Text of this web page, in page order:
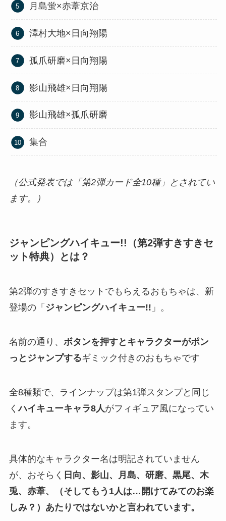
月島蛍×赤葦京治
澤村大地×日向翔陽
孤爪研磨×日向翔陽
影山飛雄×日向翔陽
影山飛雄×孤爪研磨
集合
（公式発表では「第2弾カード全10種」とされてい
ます​。）
ジャンピングハイキュー!!（第2弾すきすきセ
ット特典）とは？
第2弾のすきすきセットでもらえるおもちゃは、新
登場の「 ジャンピングハイキュー!! 」。
名前の通り、 ボタンを押すとキャラクターがポン
っとジャンプするギミック付きのおもちゃです​
全8種類で、ラインナップは第1弾スタンプと同じ
くハイキューキャラ8人 がフィギュア風になってい
ます​。
具体的なキャラクター名は明記されていません
が、おそらく 日向、影山、月島、研磨、黒尾、木
兎、赤葦、（そしてもう1人は…開けてみてのお楽
しみ？）あたりではないかと言われています。